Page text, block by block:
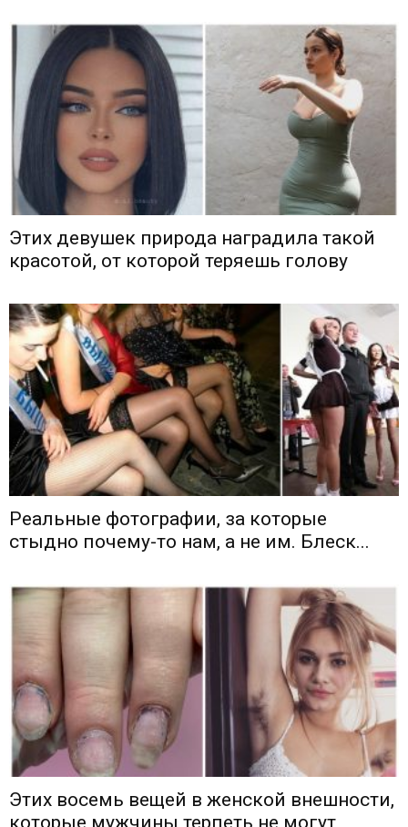
Этих девушек природа наградила такой
красотой, от которой теряешь голову
Реальные фотографии, за которые
стыдно почему-то нам, а не им. Блеск...
Этих восемь вещей в женской внешности,